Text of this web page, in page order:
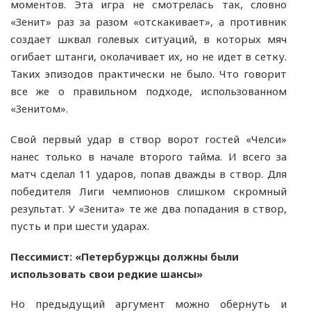
моментов. Эта игра не смотрелась так, словно
«Зенит» раз за разом «отскакивает», а противник
создает шквал голевых ситуаций, в которых мяч
огибает штанги, околачивает их, но не идет в сетку.
Таких эпизодов практически не было. Что говорит
все же о правильном подходе, использованном
«Зенитом».
Свой первый удар в створ ворот гостей «Челси»
нанес только в начале второго тайма. И всего за
матч сделал 11 ударов, попав дважды в створ. Для
победителя Лиги чемпионов слишком скромный
результат. У «Зенита» те же два попадания в створ,
пусть и при шести ударах.
Пессимист: «Петербуржцы должны были
использовать свои редкие шансы»
Но предыдущий аргумент можно обернуть и